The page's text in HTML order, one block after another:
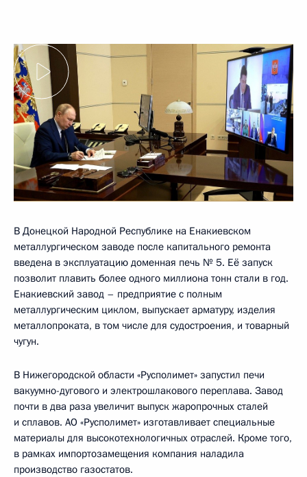
В Донецкой Народной Республике на Енакиевском
металлургическом заводе после капитального ремонта
введена в эксплуатацию доменная печь № 5. Её запуск
позволит плавить более одного миллиона тонн стали в год.
Енакиевский завод – предприятие с полным
металлургическим циклом, выпускает арматуру, изделия
металлопроката, в том числе для судостроения, и товарный
чугун.
В Нижегородской области «Русполимет» запустил печи
вакуумно-дугового и электрошлакового переплава. Завод
почти в два раза увеличит выпуск жаропрочных сталей
и сплавов. АО «Русполимет» изготавливает специальные
материалы для высокотехнологичных отраслей. Кроме того,
в рамках импортозамещения компания наладила
производство газостатов.